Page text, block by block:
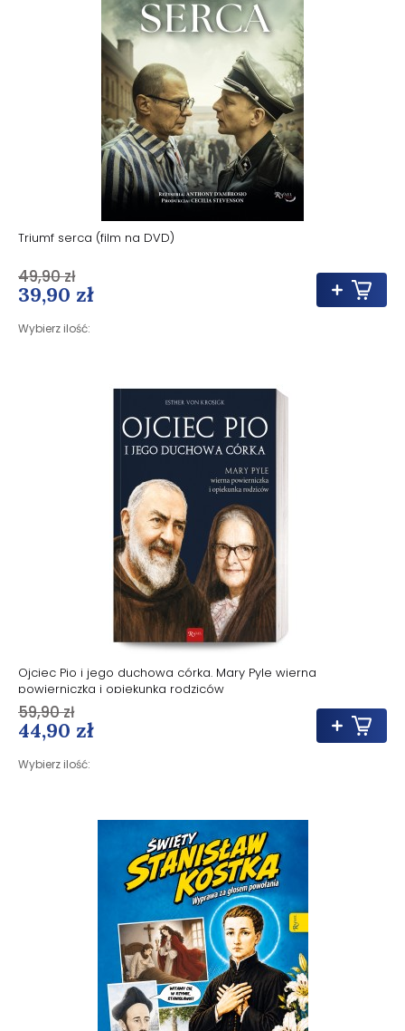
Triumf serca (film na DVD)
39,90 zł
Wybierz ilość:
49,90 zł
Ojciec Pio i jego duchowa córka. Mary Pyle wierna
powierniczka i opiekunka rodziców
44,90 zł
Wybierz ilość:
59,90 zł